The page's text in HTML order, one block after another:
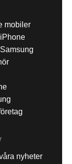
mobiler
nyheter